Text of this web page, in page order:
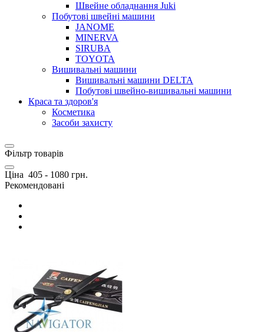
Швейне обладнання Juki
Побутові швейні машини
JANOME
MINERVA
SIRUBA
TOYOTA
Вишивальні машини
Вишивальні машини DELTA
Побутові швейно-вишивальні машини
Краса та здоров'я
Косметика
Засоби захисту
Фільтр товарів
Ціна 405 - 1080 грн.
Рекомендовані